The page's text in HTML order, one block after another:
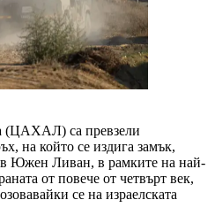
(ЦАХАЛ) са превзели
на който се издига замък,
в Южен Ливан, в рамките на най-
от повече от четвърт век,
се на израелската